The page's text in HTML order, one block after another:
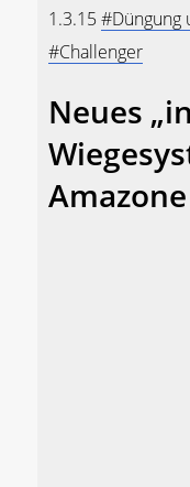
1.3.15#Düngung
#Challenger
Neues